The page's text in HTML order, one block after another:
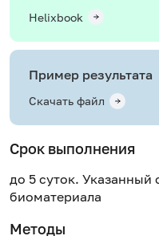
Helixbook
Пример результата
Скачать файл
Срок выполнения
до 5 суток. Указанный
биоматериала
Методы